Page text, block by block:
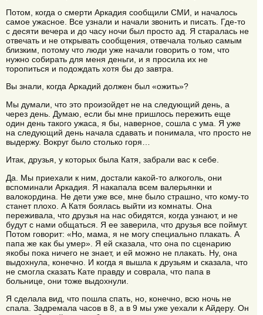
Потом, когда о смерти Аркадия сообщили СМИ, и началось
самое ужасное. Все узнали и начали звонить и писать. Где-то
с десяти вечера и до часу ночи был просто ад. Я старалась не
отвечать и не открывать сообщения, отвечала только самым
близким, потому что люди уже начали говорить о том, что
нужно собирать для меня деньги, и я просила их не
торопиться и подождать хотя бы до завтра.
Вы знали, когда Аркадий должен был «ожить»?
Мы думали, что это произойдет не на следующий день, а
через день. Думаю, если бы мне пришлось пережить еще
один день такого ужаса, я бы, наверное, сошла с ума. Я уже
на следующий день начала сдавать и понимала, что просто не
выдержу. Вокруг было столько горя…
Итак, друзья, у которых была Катя, забрали вас к себе.
Да. Мы приехали к ним, достали какой-то алкоголь, они
вспоминали Аркадия. Я накапала всем валерьянки и
валокордина. Не дети уже все, мне было страшно, что кому-то
станет плохо. А Катя боялась выйти из комнаты. Она
переживала, что друзья на нас обидятся, когда узнают, и не
будут с нами общаться. Я ее заверила, что друзья все поймут.
Потом говорит: «Но, мама, я не могу специально плакать. А
папа же как бы умер». Я ей сказала, что она по сценарию
якобы пока ничего не знает, и ей можно не плакать. Ну, она
выдохнула, конечно. И когда я вышла к друзьям и сказала, что
не смогла сказать Кате правду и соврала, что папа в
больнице, они тоже выдохнули.
Я сделала вид, что пошла спать, но, конечно, всю ночь не
спала. Задремала часов в 8, а в 9 мы уже уехали к Айдеру. Он